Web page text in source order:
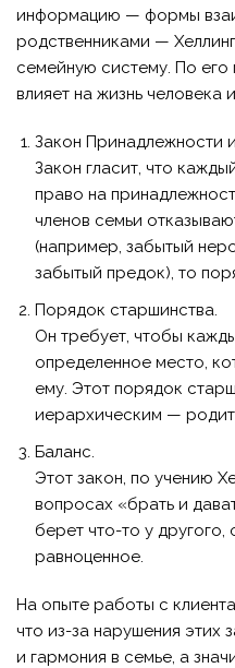
информацию — формы
родственниками —
семейную систему. По
влияет на жизнь человека
Закон Принадлежности
Закон гласит, что
право на
членов семьи
(например, забытый
забытый предок), то
Порядок старшинства.
Он требует, чтобы
определенное место,
ему. Этот порядок
иерархическим —
Баланс.
Этот закон, по учению
вопросах «брать и
берет что-то у другого,
равноценное.
На опыте работы с
что из-за нарушения этих
и гармония в семье, а